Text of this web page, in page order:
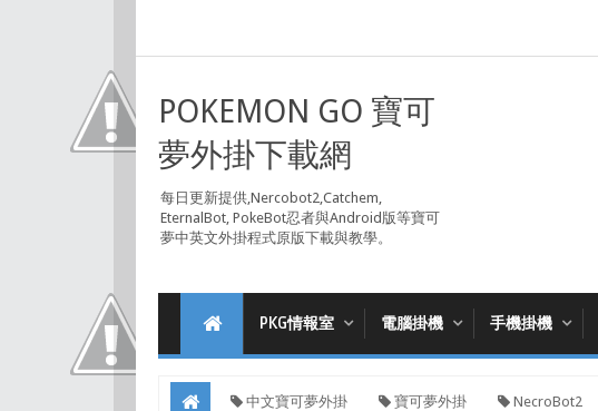
POKEMON GO 寶可
夢外掛下載網
每日更新提供,Nercobot2,Catchem,
EternalBot, PokeBot忍者與Android版等寶可
夢中英文外掛程式原版下載與教學。
PKG情報室 電腦掛機 手機掛機
中文寶可夢外掛 寶可夢外掛 NecroBot2